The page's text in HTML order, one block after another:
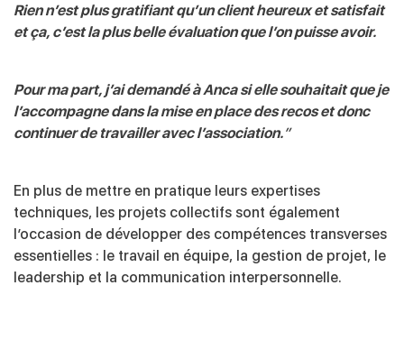
Rien n’est plus gratifiant qu’un client heureux et satisfait
et ça, c’est la plus belle évaluation que l’on puisse avoir.
Pour ma part, j’ai demandé à Anca si elle souhaitait que je
l’accompagne dans la mise en place des recos et donc
continuer de travailler avec l’association.”
En plus de mettre en pratique leurs expertises
techniques, les projets collectifs sont également
l’occasion de développer des compétences transverses
essentielles : le travail en équipe, la gestion de projet, le
leadership et la communication interpersonnelle.